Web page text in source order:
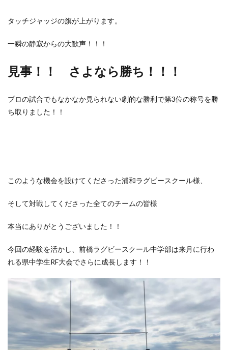
タッチジャッジの旗が上がります。
一瞬の静寂からの大歓声！！！
見事！！ さよなら勝ち！！！
プロの試合でもなかなか見られない劇的な勝利で第3位の称号を勝
ち取りました！！
このような機会を設けてくださった浦和ラグビースクール様、
そして対戦してくださった全てのチームの皆様
本当にありがとうございました！！
今回の経験を活かし、前橋ラグビースクール中学部は来月に行わ
れる県中学生RF大会でさらに成長します！！